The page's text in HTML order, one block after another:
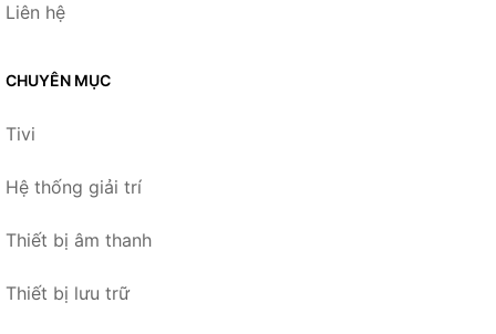
Liên hệ
CHUYÊN MỤC
Tivi
Hệ thống giải trí
Thiết bị âm thanh
Thiết bị lưu trữ